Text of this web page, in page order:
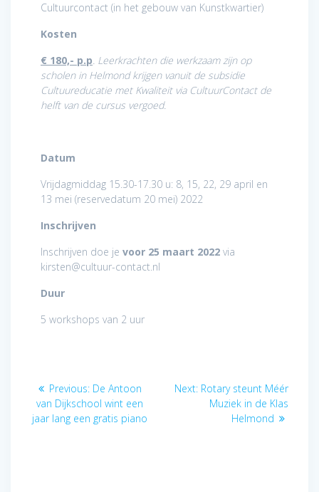
Cultuurcontact (in het gebouw van Kunstkwartier)
Kosten
€ 180,- p.p. Leerkrachten die werkzaam zijn op
scholen in Helmond krijgen vanuit de subsidie
Cultuureducatie met Kwaliteit via CultuurContact de
helft van de cursus vergoed.
Datum
Vrijdagmiddag 15.30-17.30 u: 8, 15, 22, 29 april en
13 mei (reservedatum 20 mei) 2022
Inschrijven
Inschrijven doe je voor 25 maart 2022 via
kirsten@cultuur-contact.nl
Duur
5 workshops van 2 uur
Post
navigation
Previous: Previous
post:
De Antoon
van Dijkschool wint een
jaar lang een gratis piano
Next: Next
post:
Rotary steunt Méér
Muziek in de Klas
Helmond